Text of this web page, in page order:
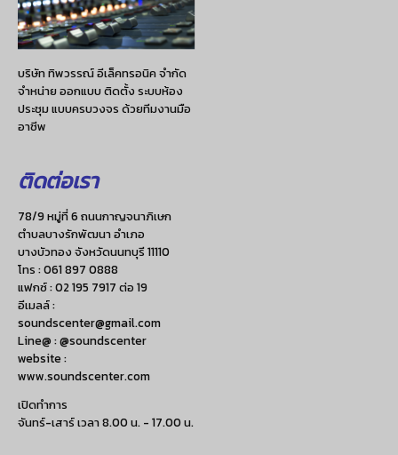
บริษัท ทิพวรรณ์ อีเล็คทรอนิค จำกัด
จำหน่าย ออกแบบ ติดตั้ง ระบบห้อง
ประชุม แบบครบวงจร ด้วยทีมงานมือ
อาชีพ
ติดต่อเรา
78/9 หมู่ที่ 6 ถนนกาญจนาภิเษก
ตำบลบางรักพัฒนา อำเภอ
บางบัวทอง จังหวัดนนทบุรี 11110
โทร :061 897 0888
แฟกซ์ :02 195 7917 ต่อ 19
อีเมลล์ :
soundscenter@gmail.com
Line@ : @soundscenter
website :
www.soundscenter.com
เปิดทำการ
จันทร์-เสาร์ เวลา 8.00 น. - 17.00 น.